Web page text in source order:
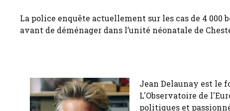
La police enquête actuellement sur les cas de 4 000
avant de déménager dans l’unité néonatale de
Jean Delaunay est le
L'Observatoire de
politiques et